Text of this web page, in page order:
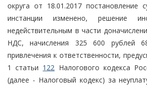
округа от 18.01.2017 постановление
инстанции изменено, решение
недействительным в части
НДС, начисления 325 600 рублей
привлечения к ответственности,
1 статьи 122 Налогового кодекса
(далее - Налоговый кодекс) за